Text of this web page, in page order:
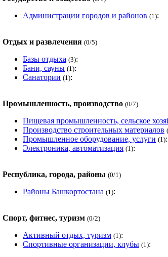
Улица Зеленодольская
450511
Улица Интернациональная 450511
Улица Коммунистическая
Улица Лазурная
Улица Ленина
Улица Лесная
450511
Улица Михайловская
450511
Улица Молодежная
450511
Улица Нагорная
450511
Улица Озерная
450511
Улица Парковая
Улица Промышленная
Улица Радужная
450511
Улица Революционная
450511
Администрации городов и районов (1):
Отдых и развлечения (0/5)
Базы отдыха (3):
Бани, сауны (1):
Санатории (1):
Промышленность, производство (0/7)
Пищевая промышленность, сельское
Производство строительных материалов
Промышленное оборудование, услуги (1):
Электроника, автоматизация (1):
Республика, города, районы (0/1)
Районы Башкортостана (1):
Спорт, фитнес, туризм (0/2)
Активный отдых, туризм (1):
Спортивные организации, клубы (1):